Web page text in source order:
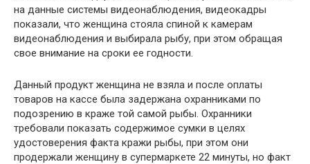
на данные системы видеонаблюдения, видеокадры
показали, что женщина стояла спиной к камерам
видеонаблюдения и выбирала рыбу, при этом обращая
свое внимание на сроки ее годности.
Данный продукт женщина не взяла и после оплаты
товаров на кассе была задержана охранниками по
подозрению в краже той самой рыбы. Охранники
требовали показать содержимое сумки в целях
удостоверения факта кражи рыбы, при этом они
продержали женщину в супермаркете 22 минуты, но факт